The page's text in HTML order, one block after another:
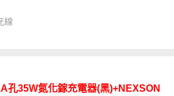
線
孔35W氮化鎵充電器(黑)+NEXSON